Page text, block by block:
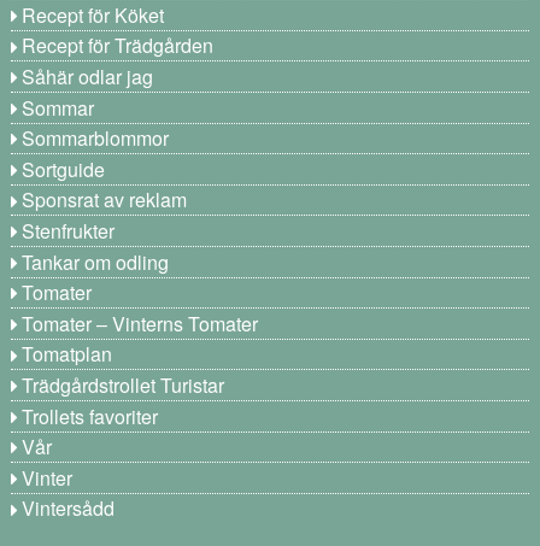
Recept för Köket
Recept för Trädgården
Såhär odlar jag
Sommar
Sommarblommor
Sortguide
Sponsrat av reklam
Stenfrukter
Tankar om odling
Tomater
Tomater – Vinterns Tomater
Tomatplan
Trädgårdstrollet Turistar
Trollets favoriter
Vår
Vinter
Vintersådd